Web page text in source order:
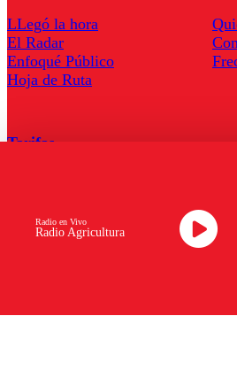
Radio Agricultura
Radio en Vivo
LLegó la hora
El Radar
Enfoqué Público
Hoja de Ruta
Tarifas
Descarga la